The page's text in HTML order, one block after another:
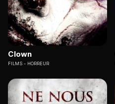
Clown
FILMS HORREUR